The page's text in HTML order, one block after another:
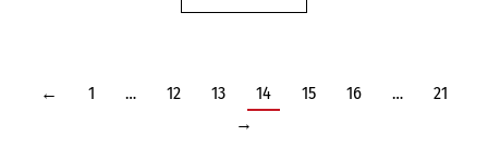
← 1 … 12 13 14 15 16 …
21
→